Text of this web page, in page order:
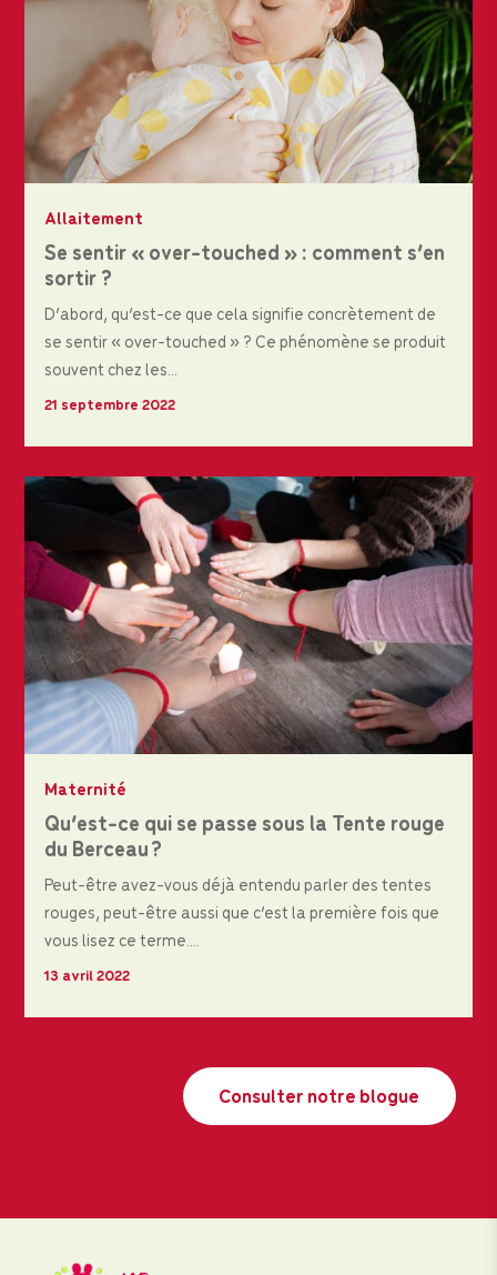
Allaitement
Se sentir « over-touched » : comment s’en
sortir ?
D’abord, qu’est-ce que cela signifie concrètement de
se sentir « over-touched » ? Ce phénomène se produit
souvent chez les...
21 septembre 2022
Maternité
Qu’est-ce qui se passe sous la Tente rouge
du Berceau ?
Peut-être avez-vous déjà entendu parler des tentes
rouges, peut-être aussi que c’est la première fois que
vous lisez ce terme....
13 avril 2022
Consulter notre blogue